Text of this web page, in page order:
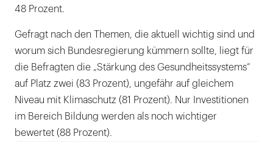
48 Prozent.
Gefragt nach den Themen, die aktuell wichtig sind und
worum sich Bundesregierung kümmern sollte, liegt für
die Befragten die „Stärkung des Gesundheitssystems“
auf Platz zwei (83 Prozent), ungefähr auf gleichem
Niveau mit Klimaschutz (81 Prozent). Nur Investitionen
im Bereich Bildung werden als noch wichtiger
bewertet (88 Prozent).